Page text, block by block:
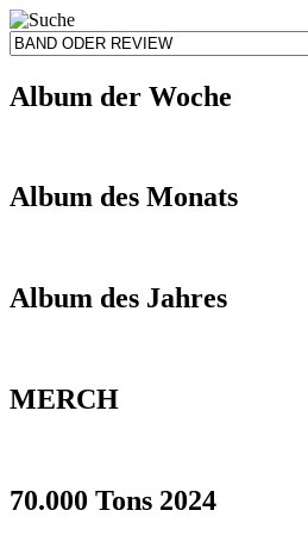
Album der Woche
Album des Monats
Album des Jahres
MERCH
70.000 Tons 2024